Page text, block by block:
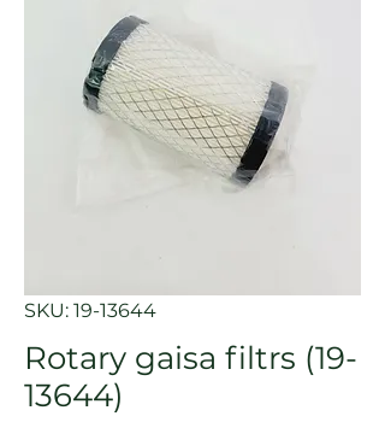
SKU: 19-13644
Rotary gaisa filtrs (19-
13644)